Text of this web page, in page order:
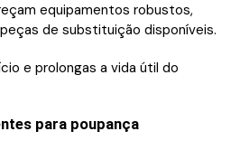
equipamentos robustos,
de substituição disponíveis.
e prolongas a vida útil do
para poupança